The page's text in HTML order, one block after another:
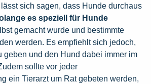
sich sagen, dass Hunde durchaus
es speziell für Hunde
gemacht wurde und bestimmte
werden. Es empfiehlt sich jedoch,
geben und den Hund dabei immer im
sollte vor jeder
ein Tierarzt um Rat gebeten werden,